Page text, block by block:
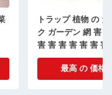
トラップ 植物 の
ク ガーデン 網 害
害 害 害 害 害 害 害
害 害 害 害 害 害 害
害 害 害 害 害 害
最高 の 価格